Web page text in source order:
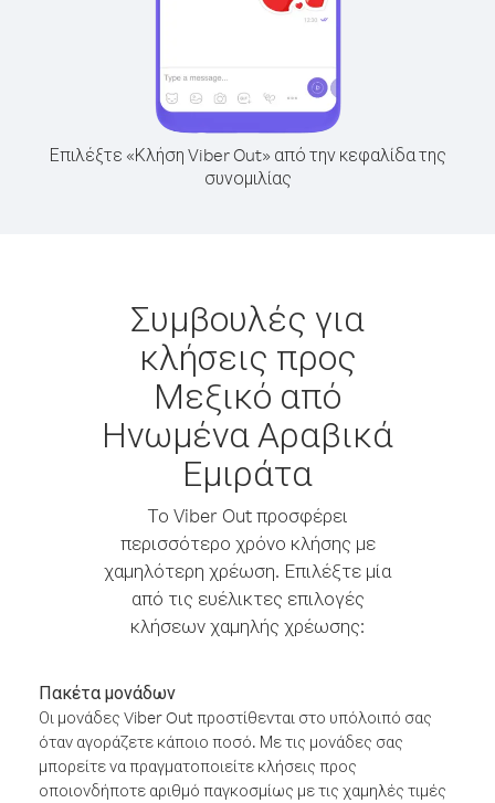
Επιλέξτε «Κλήση Viber Out» από την κεφαλίδα της
συνομιλίας
Συμβουλές για
κλήσεις προς
Μεξικό από
Ηνωμένα Αραβικά
Εμιράτα
Το Viber Out προσφέρει
περισσότερο χρόνο κλήσης με
χαμηλότερη χρέωση. Επιλέξτε μία
από τις ευέλικτες επιλογές
κλήσεων χαμηλής χρέωσης:
Πακέτα μονάδων
Οι μονάδες Viber Out προστίθενται στο υπόλοιπό σας
όταν αγοράζετε κάποιο ποσό. Με τις μονάδες σας
μπορείτε να πραγματοποιείτε κλήσεις προς
οποιονδήποτε αριθμό παγκοσμίως με τις χαμηλές τιμές